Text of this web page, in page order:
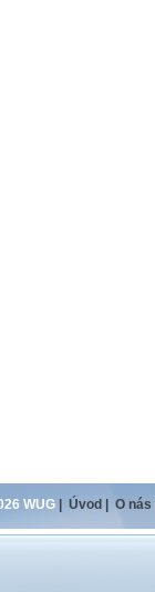
WUG Úvod O nás